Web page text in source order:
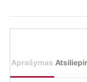
Aprašymas